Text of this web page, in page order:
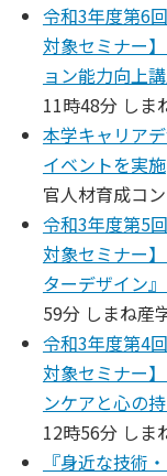
令和3年度第6
対象セミナー
ョン能力向上
11時48分 しま
本学キャリア
イベントを実施
官人材育成コ
令和3年度第5
対象セミナー
ターデザイン
59分 しまね産
令和3年度第4
対象セミナー
ンケアと心の
12時56分 しま
『身近な技術